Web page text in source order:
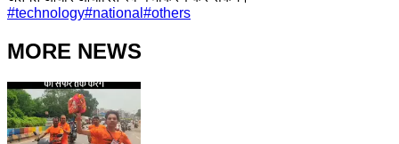
#technology#national #others
MORE NEWS